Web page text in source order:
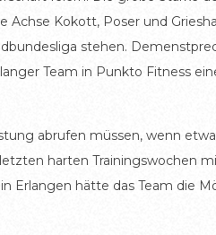
Achse Kokott, Poser und
stehen.
Team in Punkto Fitness
abrufen müssen, wenn
harten Trainingswochen
Erlangen hätte das Team die